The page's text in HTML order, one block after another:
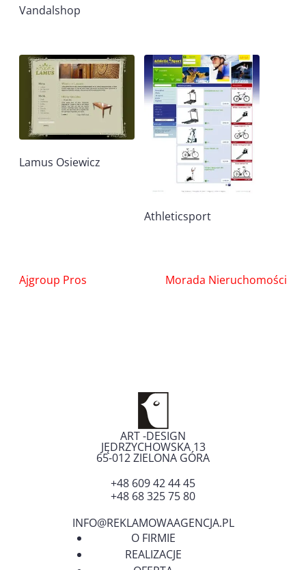
Vandalshop
Lamus Osiewicz
Athleticsport
Nawigacja
Ajgroup Pros Morada Nieruchomości
ART -DESIGN
JĘDRZYCHOWSKA 13
65-012ZIELONA GÓRA
+48 609 42 44 45
+48 68 325 75 80
INFO@REKLAMOWAAGENCJA.PL
O FIRMIE
REALIZACJE